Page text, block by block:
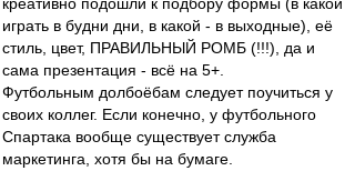
играть в будни дни, в какой - в выходные), её
стиль, цвет, ПРАВИЛЬНЫЙ РОМБ (!!!), да и
сама презентация - всё на 5+.
Футбольным долбоёбам следует поучиться у
своих коллег. Если конечно, у футбольного
Спартака вообще существует служба
маркетинга, хотя бы на бумаге.